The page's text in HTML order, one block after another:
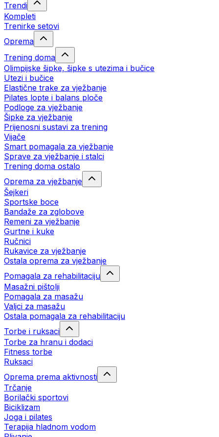
Trendi
Kompleti
Trenirke setovi
Oprema
Trening doma
Olimpijske šipke, šipke s utezima i bučice
Utezi i bučice
Elastične trake za vježbanje
Pilates lopte i balans ploče
Podloge za vježbanje
Šipke za vježbanje
Prijenosni sustavi za trening
Vijače
Smart pomagala za vježbanje
Sprave za vježbanje i stalci
Trening doma ostalo
Oprema za vježbanje
Šejkeri
Sportske boce
Bandaže za zglobove
Remeni za vježbanje
Gurtne i kuke
Ručnici
Rukavice za vježbanje
Ostala oprema za vježbanje
Pomagala za rehabilitaciju
Masažni pištolji
Pomagala za masažu
Valjci za masažu
Ostala pomagala za rehabilitaciju
Torbe i ruksaci
Torbe za hranu i dodaci
Fitness torbe
Ruksaci
Oprema prema aktivnosti
Trčanje
Borilački sportovi
Biciklizam
Joga i pilates
Terapija hladnom vodom